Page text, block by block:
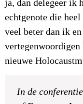
ja, dan delegeer ik
echtgenote die
veel beter dan ik
nieuwe
In de